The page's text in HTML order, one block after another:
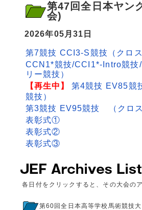
第47回全日本ヤン
会)
2026年05月31日
第7競技 CCI3-S競技（クロ
CCN1*競技/CCI1*-Intro競技
リー競技）
【再生中】
第4競技 EV85競
競技）
第3競技 EV95競技 （クロス
表彰式①
表彰式②
表彰式③
各日付をクリックすると、その大会のア
第60回全日本高等学校馬術競技